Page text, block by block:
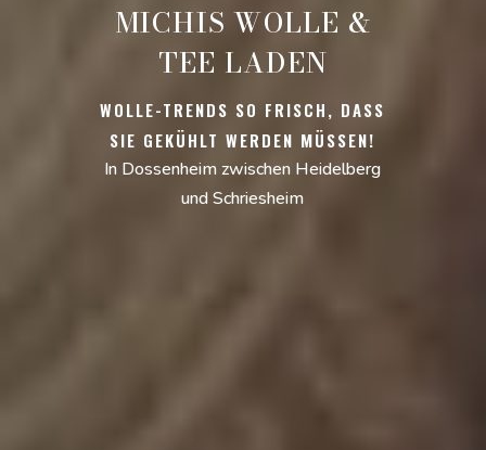
MICHIS WOLLE &
TEE LADEN
WOLLE-TRENDS SO FRISCH, DASS
SIE GEKÜHLT WERDEN MÜSSEN!
In Dossenheim zwischen Heidelberg
und Schriesheim